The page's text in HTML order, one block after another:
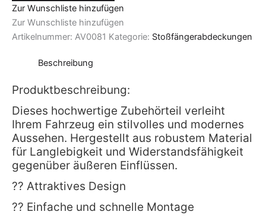
Zur Wunschliste hinzufügen
Zur Wunschliste hinzufügen
Artikelnummer: AV0081 Kategorie: Stoßfängerabdeckungen
Beschreibung
Produktbeschreibung:
Dieses hochwertige Zubehörteil verleiht
Ihrem Fahrzeug ein stilvolles und modernes
Aussehen. Hergestellt aus robustem Material
für Langlebigkeit und Widerstandsfähigkeit
gegenüber äußeren Einflüssen.
?? Attraktives Design
?? Einfache und schnelle Montage